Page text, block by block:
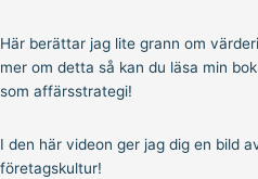
Här berättar jag lite grann om
mer om detta så kan du läsa min
som affärsstrategi!
I den här videon ger jag dig en bild
företagskultur!